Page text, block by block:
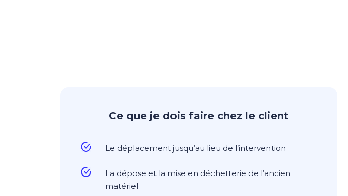
Ce que je dois faire chez le client
Le déplacement jusqu’au lieu de l’intervention
La dépose et la mise en déchetterie de l’ancien
matériel